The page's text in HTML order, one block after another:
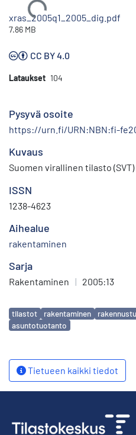
Ladataan...
xras_2005q1_2005_dig.pdf
7.86 MB
CC BY 4.0
Lataukset 104
Pysyvä osoite
https://urn.fi/URN:NBN:fi-
Kuvaus
Suomen virallinen tilasto (SVT)
ISSN
1238-4623
Aihealue
rakentaminen
Sarja
Rakentaminen | 2005:13
Avainsanat
tilastot rakentaminen
asuntotuotanto
Tietueen kaikki tiedot